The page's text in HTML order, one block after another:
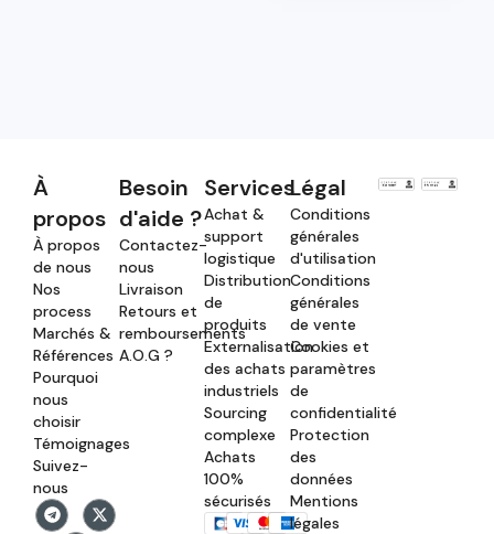
À
propos
À propos
de nous
Nos
process
Marchés &
Références
Pourquoi
nous
choisir
Témoignages
Suivez-
nous
Besoin
d'aide ?
Contactez-
nous
Livraison
Retours et
remboursements
A.O.G ?
Services
Achat &
support
logistique
Distribution
de
produits
Externalisation
des achats
industriels
Sourcing
complexe
Achats
100%
sécurisés
Légal
Conditions
générales
d'utilisation
Conditions
générales
de vente
Cookies et
paramètres
de
confidentialité
Protection
des
données
Mentions
légales